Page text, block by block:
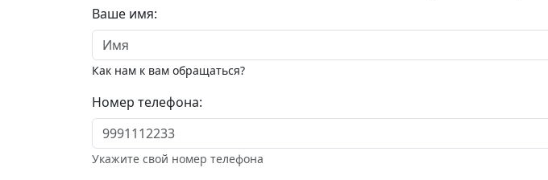
Ваше имя:
Как нам к вам обращаться?
Номер телефона:
Укажите свой номер телефона